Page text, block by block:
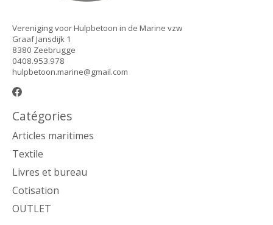
Vereniging voor Hulpbetoon in de Marine vzw
Graaf Jansdijk 1
8380 Zeebrugge
0408.953.978
hulpbetoon.marine@gmail.com
Catégories
Articles maritimes
Textile
Livres et bureau
Cotisation
OUTLET